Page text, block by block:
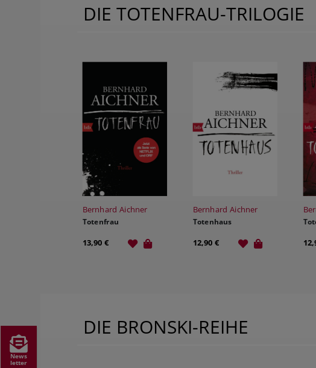
News
letter
DIE TOTENFRAU-TRILOGIE
Bernhard Aichner
Totenfrau
13,90 €
Bernhard Aichner
Totenhaus
12,90 €
DIE BRONSKI-REIHE